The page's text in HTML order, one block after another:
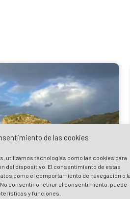
de las cookies
utilizamos tecnologías como las cookies para
del dispositivo. El consentimiento de estas
como el comportamiento de navegación o
consentir o retirar el consentimiento, puede
y funciones.